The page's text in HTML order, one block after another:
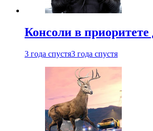
Консоли в
3 года спустя3 года спустя